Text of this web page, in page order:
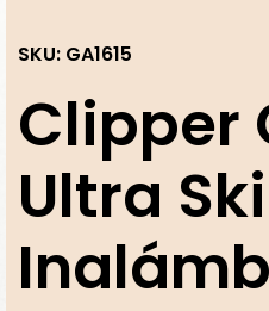
SKU: GA1615
Clipper
Ultra